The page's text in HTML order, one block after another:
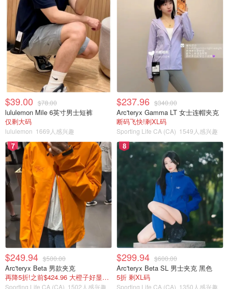
$39.00 $78.00
lululemon Mile 6英寸男士短裤
仅剩大码
lululemon 1669人感兴趣
$237.96 $340.00
Arc'teryx Gamma LT 女士连帽夹克
断码飞快!剩XL码
Sporting Life CA (CA) 1549人感兴趣
7
$249.94 $500.00
Arc'teryx Beta 男款夹克
再降5折!之前$424.96 大橙子好显白 蹲补
Sporting Life CA (CA) 1502人感兴趣
8
$299.94 $600.00
Arc'teryx Beta SL 男士夹克 黑色
5折 剩XL码
Sporting Life CA (CA) 1350人感兴趣